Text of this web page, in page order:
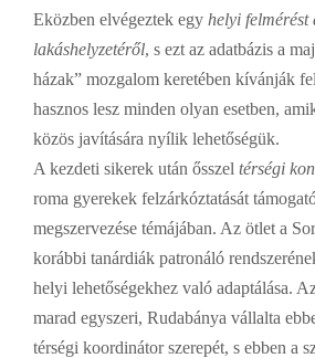
Eközben elvégeztek egy helyi felmérést
lakáshelyzetéről, s ezt az adatbázis a
házak” mozgalom keretében kívánják
hasznos lesz minden olyan esetben,
közös javítására nyílik lehetőségük.
A kezdeti sikerek után ősszel térségi
roma gyerekek felzárkóztatását
megszervezése témájában. Az ötlet a
korábbi tanárdiák patronáló
helyi lehetőségekhez való adaptálása.
marad egyszeri, Rudabánya vállalta
térségi koordinátor szerepét, s ebben a